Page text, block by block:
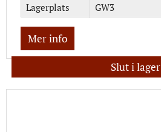
Lagerplats
GW3
Mer info
Slut i lager